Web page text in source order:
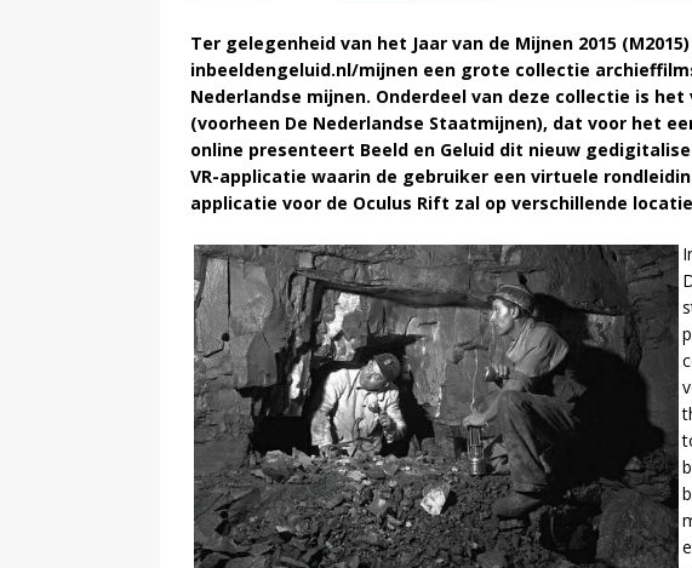
Ter gelegenheid van het Jaar van de Mijnen 2015
inbeeldengeluid.nl/mijnen een grote collectie
Nederlandse mijnen. Onderdeel van deze collectie is
(voorheen De Nederlandse Staatmijnen), dat voor het
online presenteert Beeld en Geluid dit nieuw
VR-applicatie waarin de gebruiker een virtuele
applicatie voor de Oculus Rift zal op verschillende